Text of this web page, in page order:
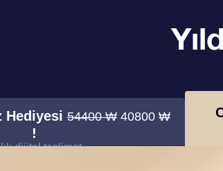
Hediyesi54400 ₩ 40800 ₩
!
dijital teslimat